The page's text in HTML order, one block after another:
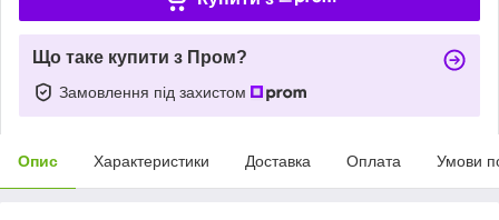
Що таке купити з Пром?
Замовлення під захистом
Опис Характеристики Доставка Оплата Умови